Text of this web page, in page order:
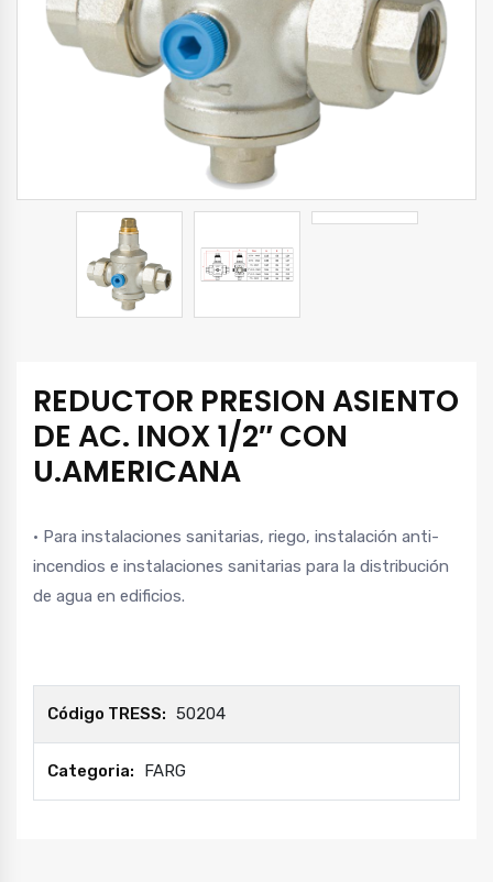
REDUCTOR PRESION ASIENTO
DE AC. INOX 1/2″ CON
U.AMERICANA
• Para instalaciones sanitarias, riego, instalación anti-
incendios e instalaciones sanitarias para la distribución
de agua en edificios.
Código TRESS: 50204
Categoria: FARG